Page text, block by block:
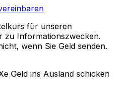
für unseren
zu Informationszwecken.
wenn Sie Geld senden.
Geld ins Ausland schicken